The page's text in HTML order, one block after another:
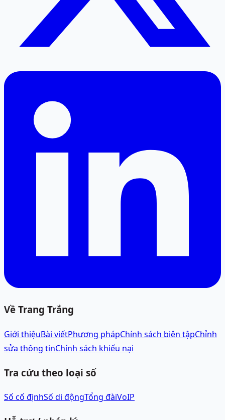
Về Trang Trắng
Giới thiệuBài viếtPhương phápChính sách biên tậpChỉnh
sửa thông tinChính sách khiếu nại
Tra cứu theo loại số
Số cố địnhSố di độngTổng đàiVoIP